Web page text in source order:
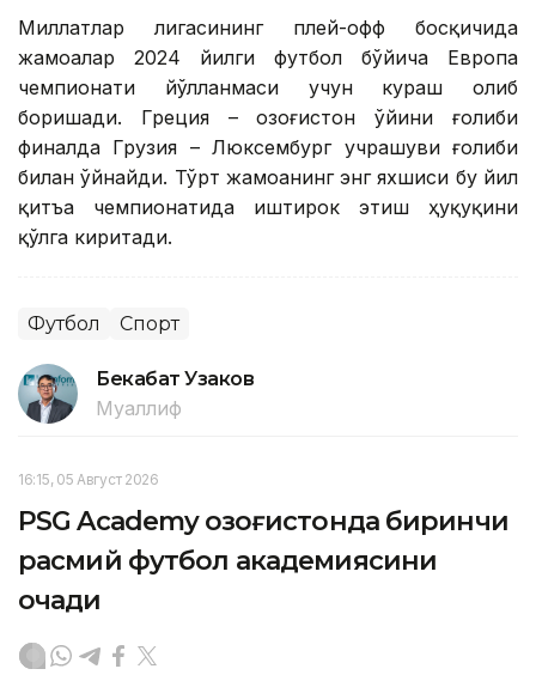
Миллатлар лигасининг плей-офф босқичида
жамоалар 2024 йилги футбол бўйича Европа
чемпионати йўлланмаси учун кураш олиб
боришади. Греция – Қозоғистон ўйини ғолиби
финалда Грузия – Люксембург учрашуви ғолиби
билан ўйнайди. Тўрт жамоанинг энг яхшиси бу йил
қитъа чемпионатида иштирок этиш ҳуқуқини
қўлга киритади.
Футбол Спорт
Бекабат Узаков
Муаллиф
16:15, 05 Август 2026
PSG Academy Қозоғистонда биринчи
расмий футбол академиясини
очади